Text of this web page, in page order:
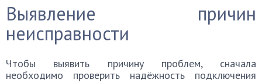
Выявление причин
неисправности
Чтобы выявить причину проблем, сначала
необходимо проверить надёжность подключения